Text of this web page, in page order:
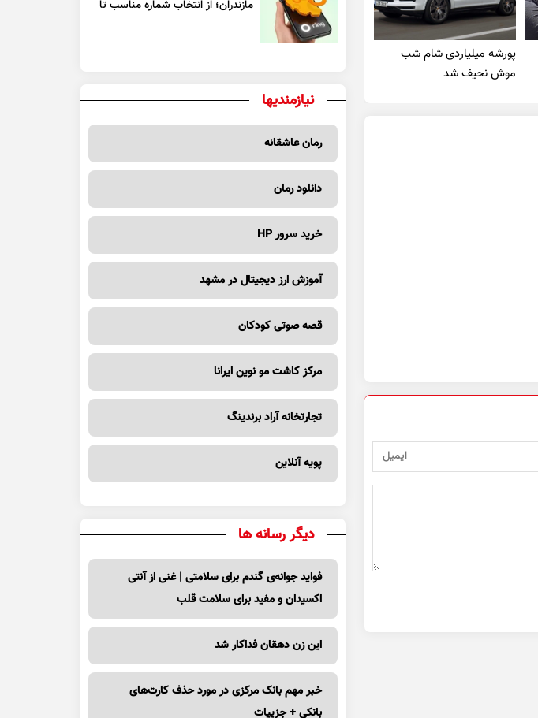
پورشه میلیاردی شام شب
موش‌ نحیف شد
مازندران؛ از انتخاب شماره مناسب تا
نیازمندیها
رمان عاشقانه
دانلود رمان
خرید سرور HP
آموزش ارز دیجیتال در مشهد
قصه صوتی کودکان
مرکز کاشت مو نوین ایرانا
تجارتخانه آراد برندینگ
پویه آنلاین
دیگر رسانه ها
فواید جوانه‌ی گندم برای سلامتی | غنی از آنتی
اکسیدان و مفید برای سلامت قلب
این زن دهقان فداکار شد
خبر مهم بانک مرکزی در مورد حذف کارت‌های
بانکی + جزییات